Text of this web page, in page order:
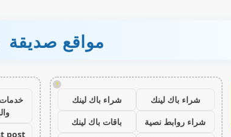
مواقع صديقة
!
شراء باك لينك
شراء باك لينك
شراء روابط نصية
باقات باك لينك
خدمات